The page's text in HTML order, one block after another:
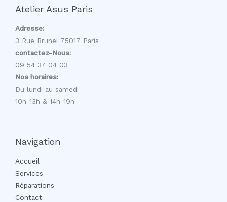
Atelier Asus Paris
Adresse:
3 Rue Brunel 75017 Paris
contactez-Nous:
09 54 37 04 03
Nos horaires:
Du lundi au samedi
10h-13h & 14h-19h
Navigation
Accueil
Services
Réparations
Contact